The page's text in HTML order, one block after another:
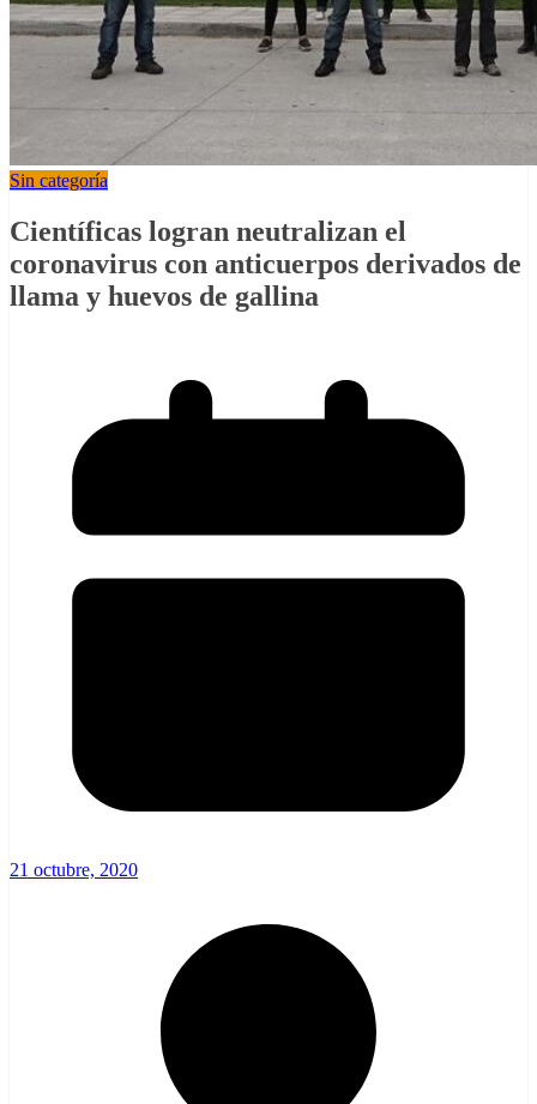
Sin categoría
Científicas logran neutralizan el
coronavirus con anticuerpos derivados de
llama y huevos de gallina
21 octubre, 2020